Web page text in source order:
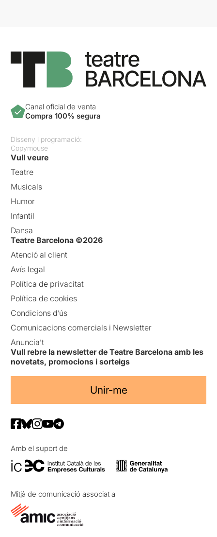
Canal oficial de venta
Compra 100% segura
Disseny i programació:
Copymouse
Vull veure
Teatre
Musicals
Humor
Infantil
Dansa
Teatre Barcelona ©2026
Atenció al client
Avís legal
Política de privacitat
Política de cookies
Condicions d’ús
Comunicacions comercials i Newsletter
Anuncia’t
Vull rebre la newsletter de Teatre Barcelona amb les
novetats, promocions i sorteigs
Unir-me
Amb el suport de
Mitjà de comunicació associat a